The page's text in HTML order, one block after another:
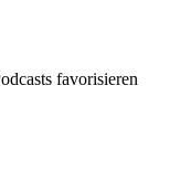
favorisieren